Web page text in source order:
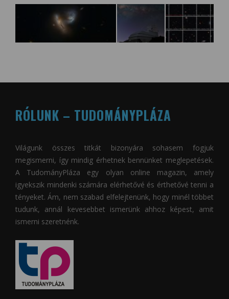
RÓLUNK – TUDOMÁNYPLÁZA
Világunk összes titkát bizonyára sohasem fogjuk
megismerni, így mindig érhetnek bennünket meglepetések.
A TudományPláza egy olyan online magazin, amely
igyekszik mindenki számára elérhetővé és érthetővé tenni a
tényeket. Ám, nem szabad elfelejtenünk, hogy minél többet
tudunk, annál kevesebbet ismerünk ahhoz képest, amit
ismerni szeretnénk.